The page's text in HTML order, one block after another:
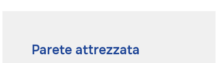
Parete attrezzata